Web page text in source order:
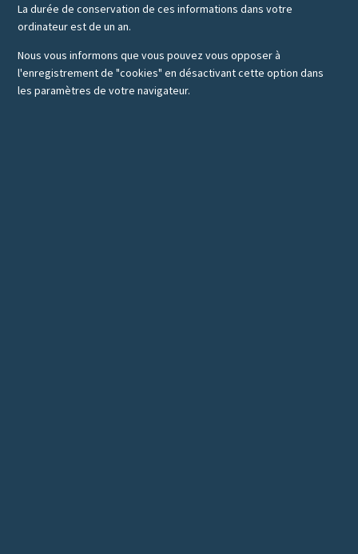
La durée de conservation de ces informations dans votre
ordinateur est de un an.
Nous vous informons que vous pouvez vous opposer à
l'enregistrement de "cookies" en désactivant cette option dans
les paramètres de votre navigateur.